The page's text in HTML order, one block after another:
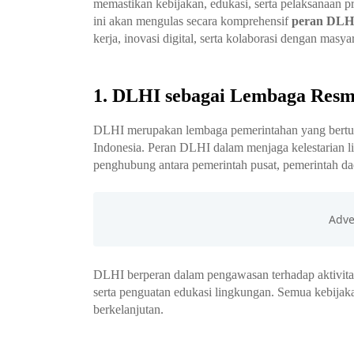
memastikan kebijakan, edukasi, serta
ini akan mengulas secara komprehensifperan
kerja, inovasi digital, serta kolaborasi dengan
1. DLHI sebagai Lembaga
DLHI merupakan lembaga pemerintahan yang
Indonesia. Peran DLHI dalam menjaga kelestarian
penghubung antara pemerintah pusat, pemerintah
DLHI berperan dalam pengawasan terhadap
serta penguatan edukasi lingkungan. Semua
berkelanjutan.